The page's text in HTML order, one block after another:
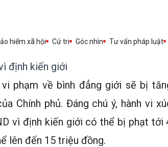
hiểm xã hội Cử tri Góc nhìn Tư vấn pháp luật
định kiến giới
phạm về bình đẳng giới sẽ bị
Chính phủ. Đáng chú ý, hành vi
vì định kiến giới có thể bị phạt tới
lên đến 15 triệu đồng.